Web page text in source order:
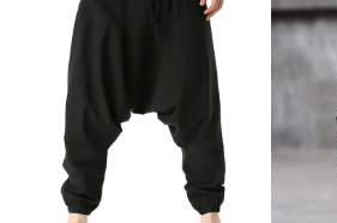
DÓŁ DAMSKIE
STROJE KĄPIELOWE